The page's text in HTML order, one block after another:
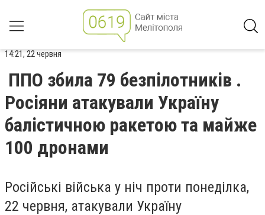
14:21, 22 червня
ППО збила 79 безпілотників .
Росіяни атакували Україну
балістичною ракетою та майже
100 дронами
Російські війська у ніч проти понеділка,
22 червня, атакували Україну